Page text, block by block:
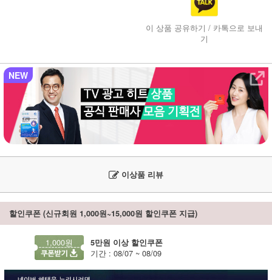
이 상품 공유하기 / 카톡으로 보내
기
NEW
이상품 리뷰
할인쿠폰 (신규회원 1,000원~15,000원 할인쿠폰 지급)
1,000원 5만원 이상 할인쿠폰
기간 : 08/07 ~ 08/09